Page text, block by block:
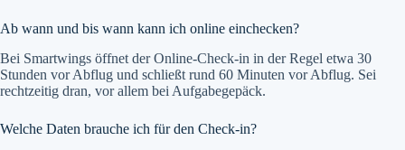
Ab wann und bis wann kann ich online einchecken?
Bei Smartwings öffnet der Online-Check-in in der Regel etwa 30
Stunden vor Abflug und schließt rund 60 Minuten vor Abflug. Sei
rechtzeitig dran, vor allem bei Aufgabegepäck.
Welche Daten brauche ich für den Check-in?